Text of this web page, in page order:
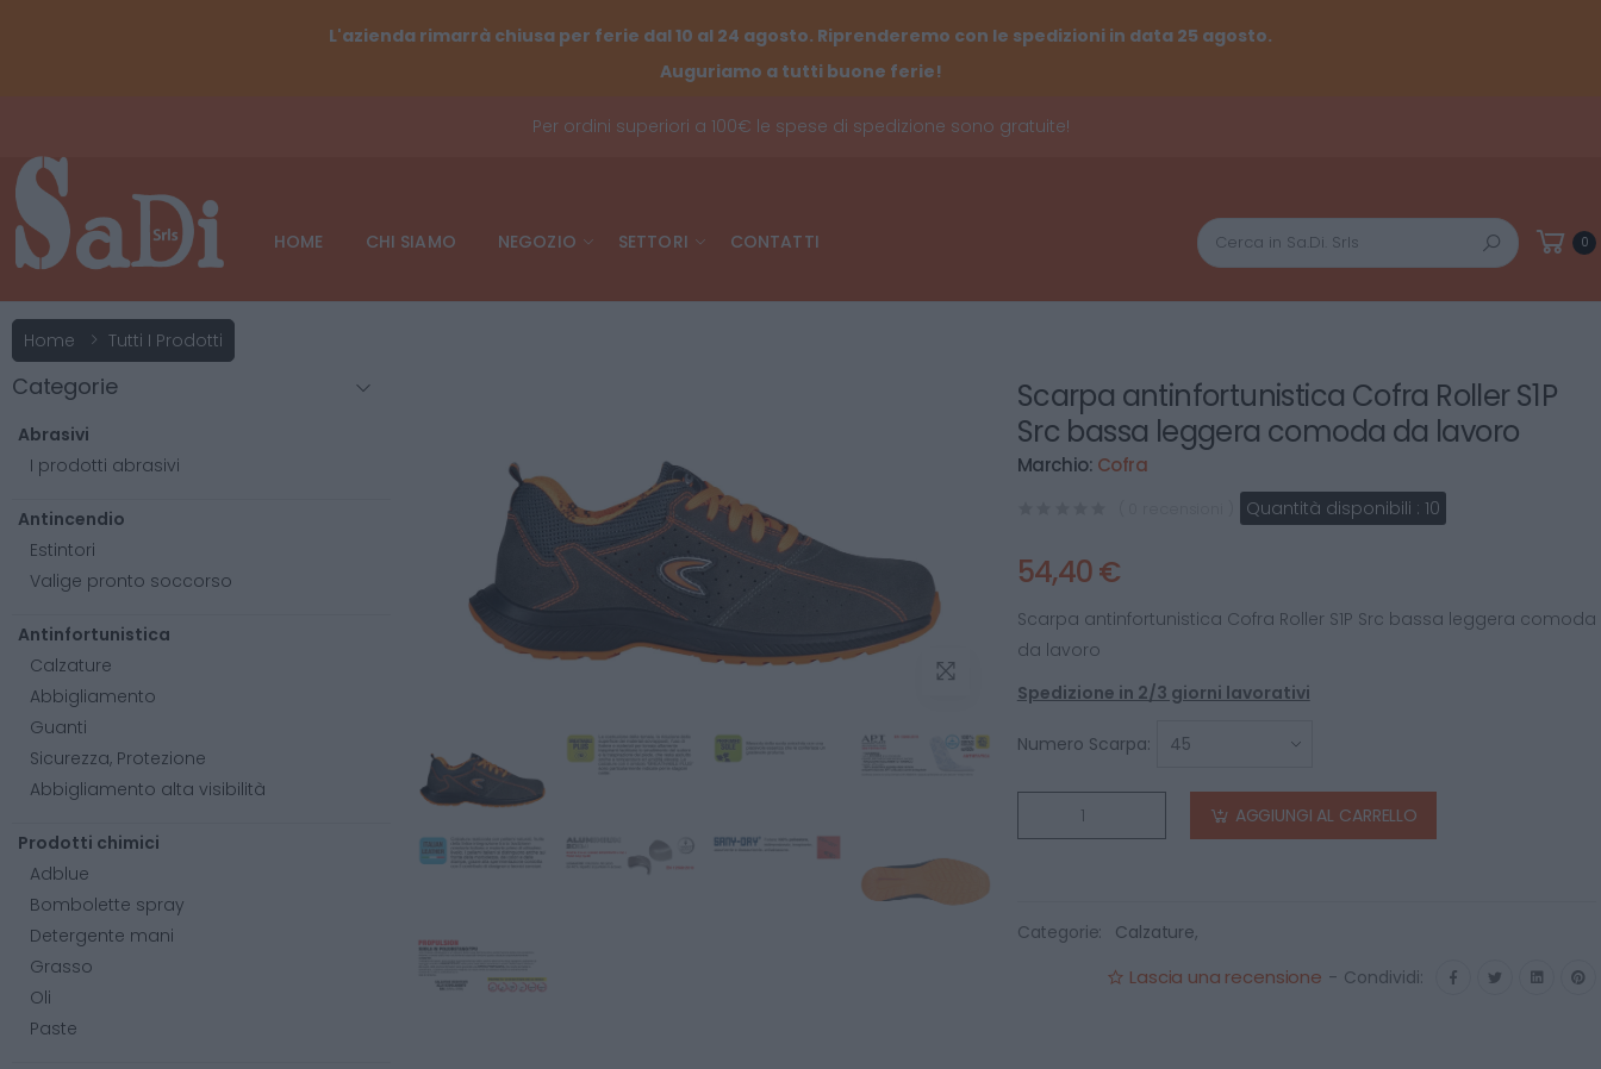
L'azienda rimarrà chiusa per ferie dal 10 al 24 agosto. Riprenderemo con le spedizioni in data 25 agosto.
Auguriamo a tutti buone ferie!
Per ordini superiori a 100€ le spese di spedizione sono gratuite!
HOME CHI SIAMO NEGOZIO SETTORI CONTATTI
Cerca
0
Home Tutti I Prodotti
Scarpa antinfortunistica Cofra Roller S1P
Src bassa leggera comoda da lavoro
Marchio: Cofra
Quantità disponibili : 10
54,40 €
Scarpa antinfortunistica Cofra Roller S1P Src bassa leggera comoda
da lavoro
Spedizione in 2/3 giorni lavorativi
Numero Scarpa:
AGGIUNGI AL CARRELLO
Categorie: Calzature,
Lascia una recensione - Condividi:
Categorie
Abrasivi
I prodotti abrasivi
Antincendio
Estintori
Valige pronto soccorso
Antinfortunistica
Calzature
Abbigliamento
Guanti
Sicurezza, Protezione
Abbigliamento alta visibilità
Prodotti chimici
Adblue
Bombolette spray
Detergente mani
Grasso
Oli
Paste